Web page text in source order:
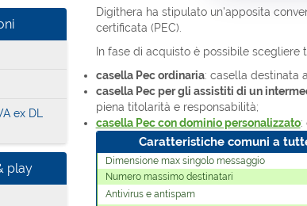
ex DL
play
Digithera ha stipulato un'apposita
certificata (PEC).
In fase di acquisto è possibile scegliere
casella Pec ordinaria: casella destinata
casella Pec per gli assistiti di un
piena titolarità e responsabilità;
casella Pec con dominio personalizzato:
Caratteristiche comuni a
Dimensione max singolo messaggio
Numero massimo destinatari
Antivirus e antispam